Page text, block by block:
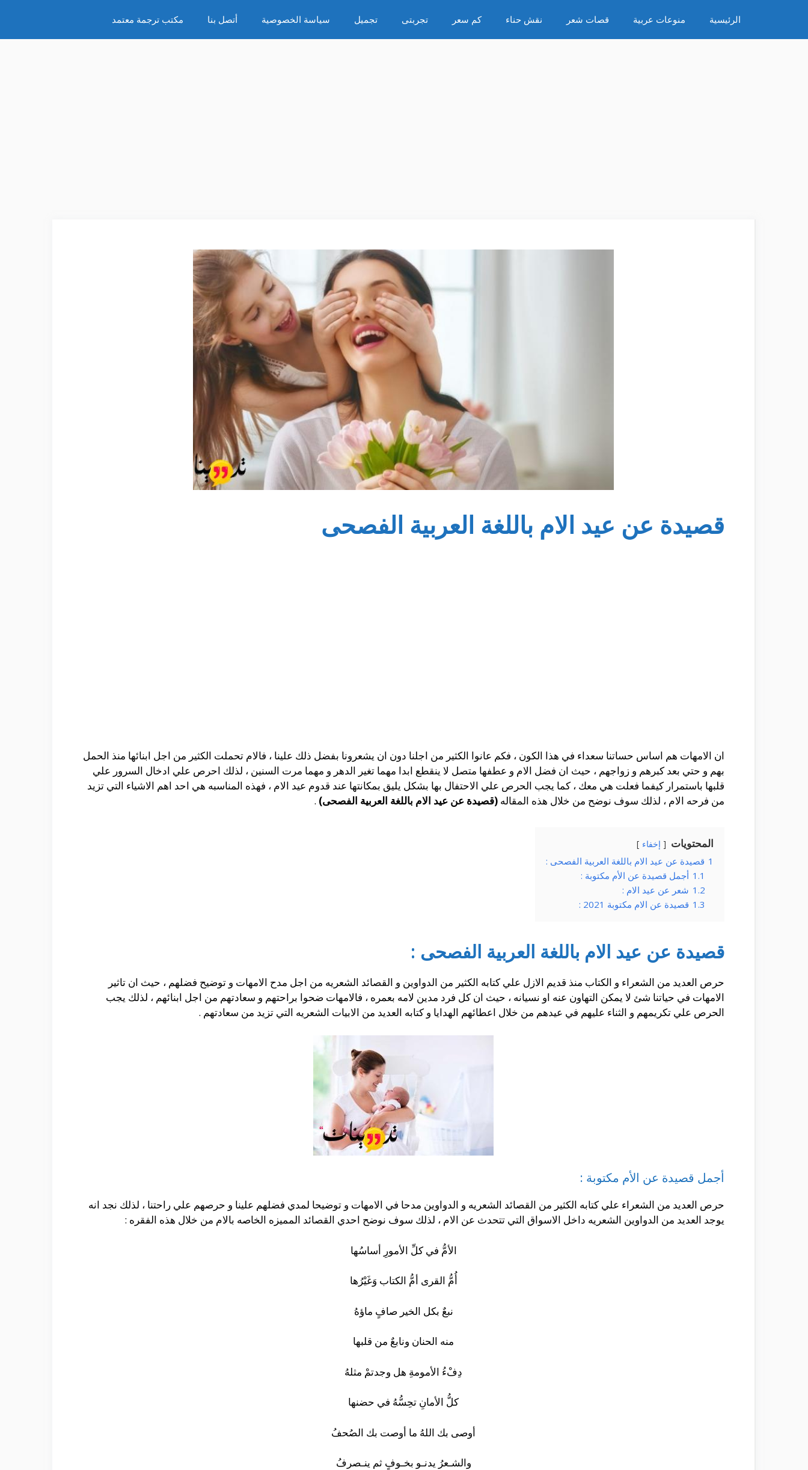
المحتوى
الرئيسية منوعات عربية قصات شعر نقش حناء كم سعر تجربتى تجميل سياسة الخصوصية أتصل بنا مكتب ترجمة معتمد
قصيدة عن عيد الام باللغة العربية الفصحى
ان الامهات هم اساس حساتنا سعداء في هذا الكون ، فكم عانوا الكثير من اجلنا دون ان يشعرونا بفضل ذلك علينا ، فالام تحملت الكثير من اجل ابنائها منذ الحمل
بهم و حتي بعد كبرهم و زواجهم ، حيث ان فضل الام و عطفها متصل لا ينقطع ابدا مهما تغير الدهر و مهما مرت السنين ، لذلك احرص علي ادخال السرور علي
قلبها باستمرار كيفما فعلت هي معك ، كما يجب الحرص علي الاحتفال بها بشكل يليق بمكانتها عند قدوم عيد الام ، فهذه المناسبه هي احد اهم الاشياء التي تزيد
من فرحه الام ، لذلك سوف نوضح من خلال هذه المقاله (قصيدة عن عيد الام باللغة العربية الفصحى) .
المحتويات إخفاء
1 قصيدة عن عيد الام باللغة العربية الفصحى :
1.1 أجمل قصيدة عن الأم مكتوبة :
1.2 شعر عن عيد الام :
1.3 قصيدة عن الام مكتوبة 2021 :
قصيدة عن عيد الام باللغة العربية الفصحى :
حرص العديد من الشعراء و الكتاب منذ قديم الازل علي كتابه الكثير من الدواوين و القصائد الشعريه من اجل مدح الامهات و توضيح فضلهم ، حيث ان تاثير
الامهات في حياتنا شئ لا يمكن التهاون عنه او نسيانه ، حيث ان كل فرد مدين لامه بعمره ، فالامهات ضحوا براحتهم و سعادتهم من اجل ابنائهم ، لذلك يجب
الحرص علي تكريمهم و الثناء عليهم في عيدهم من خلال اعطائهم الهدايا و كتابه العديد من الابيات الشعريه التي تزيد من سعادتهم .
أجمل قصيدة عن الأم مكتوبة :
حرص العديد من الشعراء علي كتابه الكثير من القصائد الشعريه و الدواوين مدحا في الامهات و توضيحا لمدي فضلهم علينا و حرصهم علي راحتنا ، لذلك نجد انه
يوجد العديد من الدواوين الشعريه داخل الاسواق التي تتحدث عن الام ، لذلك سوف نوضح احدي القصائد المميزه الخاصه بالام من خلال هذه الفقره :
الأمُّ في كلِّ الأمورِ أساسُها
أُمُّ القرى أمُّ الكتاب وَغَيْرُها
نبعٌ بكل الخير صافٍ ماؤهُ
منه الحنان ونابعٌ من قلبها
دِفْءُ الأمومةِ هل وجدتمْ مثلهُ
كلُّ الأمانِ تحِسُّهُ في حضنها
أوصى بك اللهُ ما أوصت بك الصُحفُ
والشـعرُ يدنـو بخـوفٍ ثم ينـصرفُ